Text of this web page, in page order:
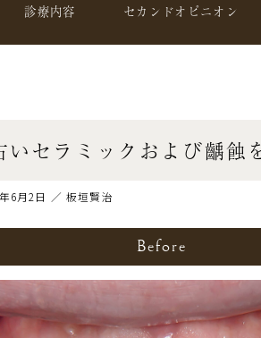
診療内容 セカンドオピニオン
いセラミックおよび齲蝕
6月2日 ／ 板垣賢治
Before